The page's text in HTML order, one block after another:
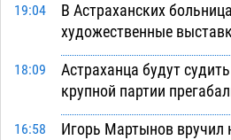
19:04
В Астраханских
художественные
18:09
Астраханца будут
крупной партии
16:58
Игорь Мартынов вручил